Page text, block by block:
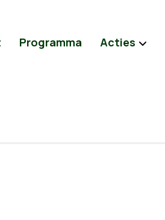
Programma Acties